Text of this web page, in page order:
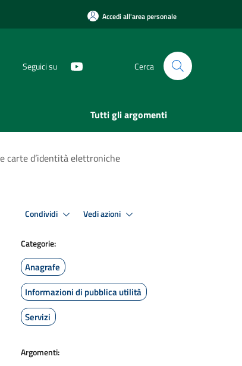
Accedi all'area personale
Seguici su Cerca
Tutti gli argomenti
carte d’identità elettroniche
Condividi Vedi azioni
Categorie:
Anagrafe
Informazioni di pubblica utilità
Servizi
Argomenti: